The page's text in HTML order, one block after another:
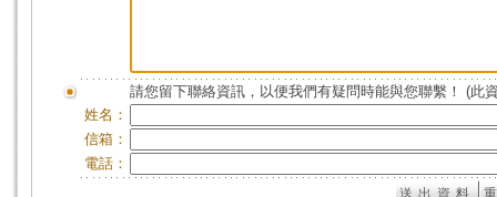
請您留下聯絡資訊，以便我們有疑問時能與您聯繫！ (此
姓名：
信箱：
電話：